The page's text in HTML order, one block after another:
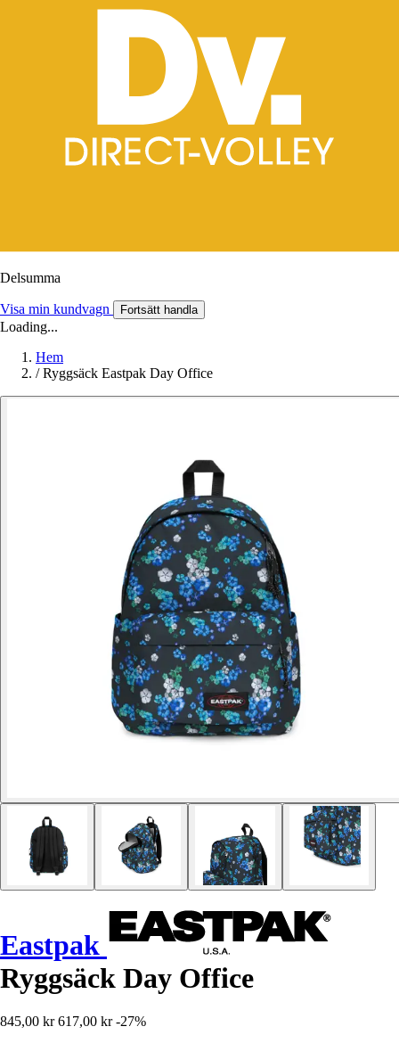
Delsumma
Visa min kundvagn Fortsätt handla
Loading...
Hem
/ Ryggsäck Eastpak Day Office
Eastpak
Ryggsäck Day Office
845,00 kr 617,00 kr -27%